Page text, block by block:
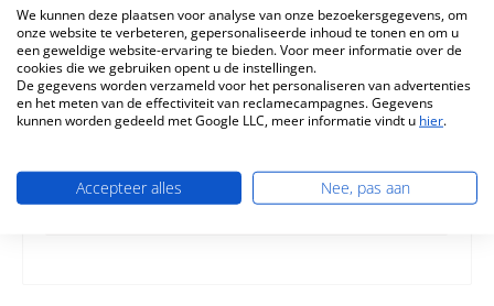
Beschrijving
Origineel Zijsteen rechts voorkant voor de Keukenfornuis
Wamsler K132 De fabrikant heeft de productie van dit
artikel stopg…Meer
Informatie over productveiligheid
We kunnen deze plaatsen voor analyse van onze bezoekersgegevens, om
onze website te verbeteren, gepersonaliseerde inhoud te tonen en om u
een geweldige website-ervaring te bieden. Voor meer informatie over de
cookies die we gebruiken opent u de instellingen.
De gegevens worden verzameld voor het personaliseren van advertenties
en het meten van de effectiviteit van reclamecampagnes. Gegevens
kunnen worden gedeeld met Google LLC, meer informatie vindt u hier.
Accepteer alles Nee, pas aan